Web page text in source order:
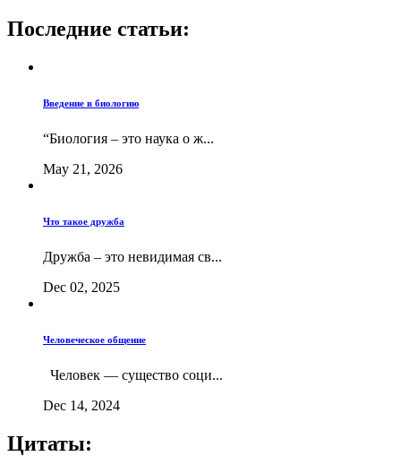
Последние статьи:
Введение в биологию
“Биология – это наука о ж...
May 21, 2026
Что такое дружба
Дружба – это невидимая св...
Dec 02, 2025
Человеческое общение
Человек — существо соци...
Dec 14, 2024
Цитаты: